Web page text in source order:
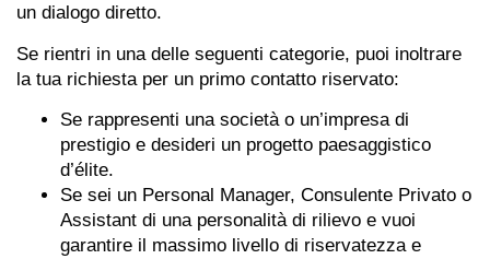
un dialogo diretto.
Se rientri in una delle seguenti categorie, puoi inoltrare
la tua richiesta per un primo contatto riservato:
Se rappresenti una società o un’impresa di
prestigio e desideri un progetto paesaggistico
d’élite.
Se sei un Personal Manager, Consulente Privato o
Assistant di una personalità di rilievo e vuoi
garantire il massimo livello di riservatezza e